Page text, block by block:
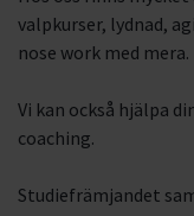
valpkurser, lydnad,
nose work med mera.
Vi kan också hjälpa
coaching.
Studiefrämjandet